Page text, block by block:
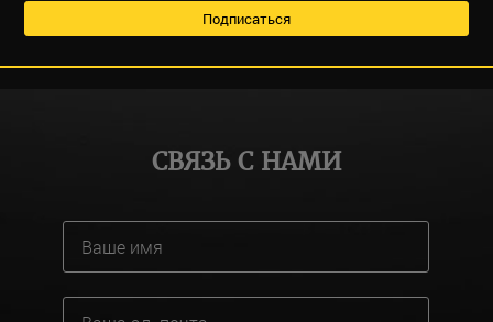
СВЯЗЬ С НАМИ